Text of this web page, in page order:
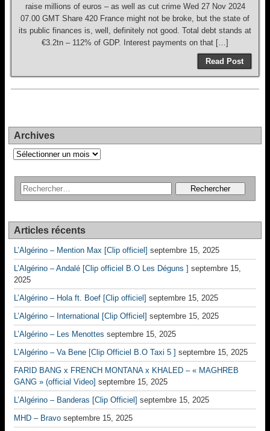
raise millions of euros – as well as cut crime Wed 27 Nov 2024
07.00 GMT Share 420 France might not be broke, but the state of
its public finances is, well, definitely not good. Total debt stands at
€3.2tn – 112% of GDP. Interest payments on that […]
Read Post
Archives
Archives
Articles récents
L’Algérino – Mention Max [Clip officiel] septembre 15, 2025
L’Algérino – Andalé [Clip officiel B.O Les Déguns ] septembre 15,
2025
L’Algérino – Hola ft. Boef [Clip officiel] septembre 15, 2025
L’Algérino – International [Clip Officiel] septembre 15, 2025
L’Algérino – Les Menottes septembre 15, 2025
L’Algérino – Va Bene [Clip Officiel B.O Taxi 5 ] septembre 15, 2025
FARID BANG x FRENCH MONTANA x KHALED – « MAGHREB
GANG » (official Video] septembre 15, 2025
L’Algérino – Banderas [Clip Officiel] septembre 15, 2025
MHD – Bravo septembre 15, 2025